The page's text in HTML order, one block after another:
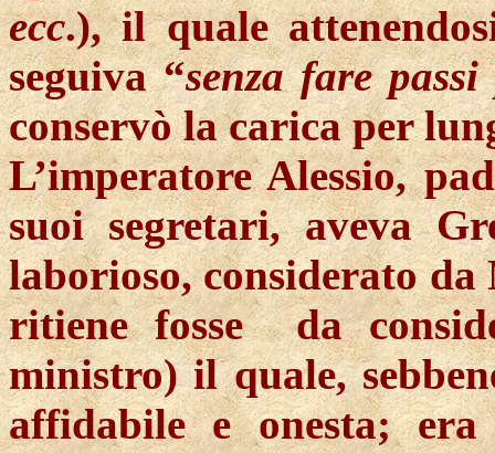
ecc.), il quale
seguiva “senza fare
conservò la carica per
L’imperatore Alessio,
suoi segretari, aveva
laborioso, considerato
ritiene fosse
da
ministro) il quale,
affidabile e onesta;